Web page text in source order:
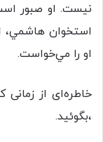
نيست. او صبور
استخوان
او را مي‌خواست.
خاطره‌ای از
،بگوئید.